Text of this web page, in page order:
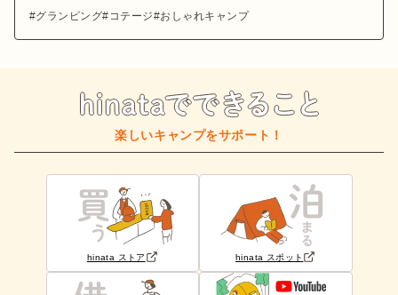
グランピング コテージ おしゃれキャンプ
楽しいキャンプをサポート！
hinata ストア hinata スポット